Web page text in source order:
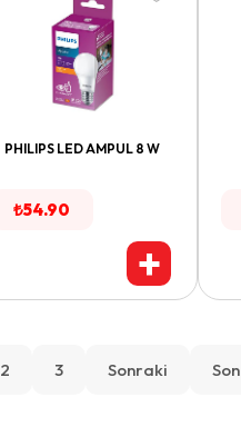
PHILIPS LED AMPUL 8 W
₺54.90
+
2 3 Sonraki Son